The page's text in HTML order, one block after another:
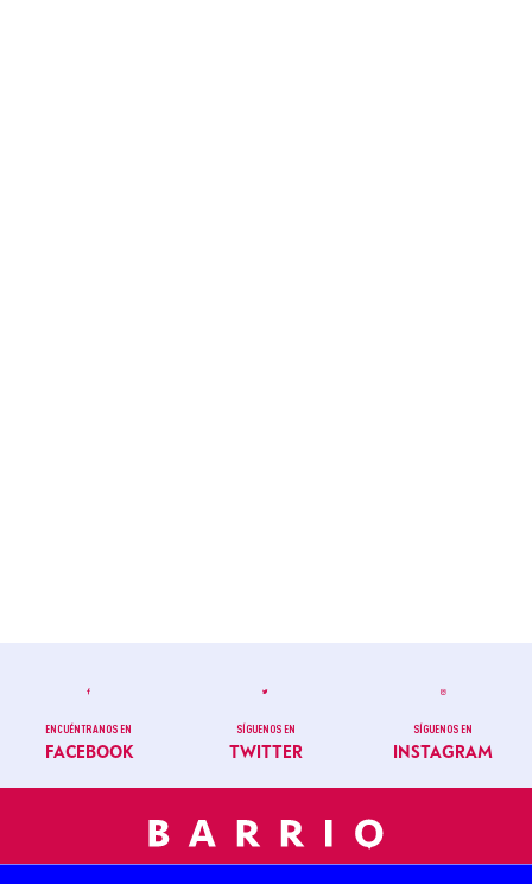
ENCUÉNTRANOS EN
FACEBOOK
SÍGUENOS EN
TWITTER
SÍGUENOS EN
INSTAGRAM